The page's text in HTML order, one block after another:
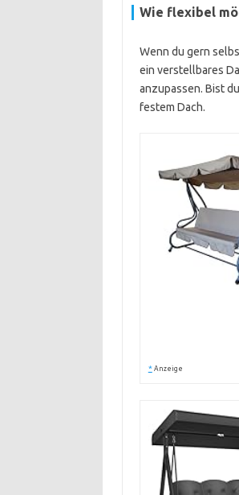
Wie flexibel
Wenn du gern
ein verstellbares
anzupassen. Bist
festem Dach.
* Anzeige